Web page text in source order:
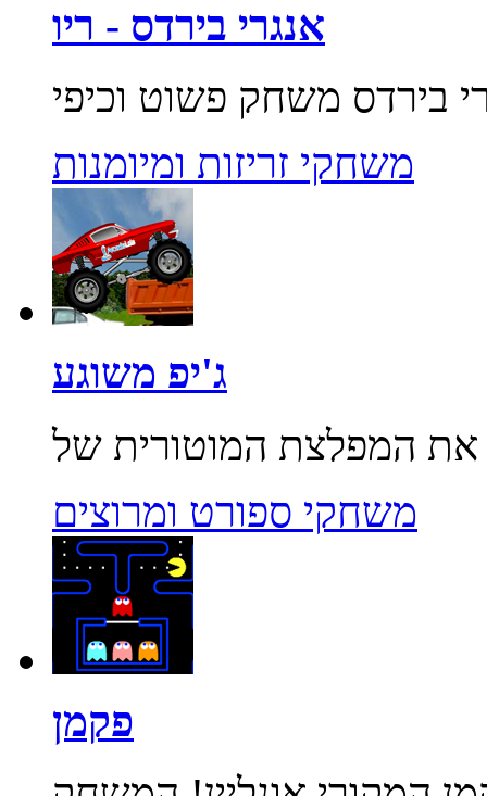
אנגרי בירדס - ריו
משחקי זריזות ומיומנות
ג'יפ משוגע
משחקי ספורט ומרוצים
פקמן